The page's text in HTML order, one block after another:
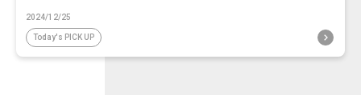
2024/12/25
Today's PICK UP